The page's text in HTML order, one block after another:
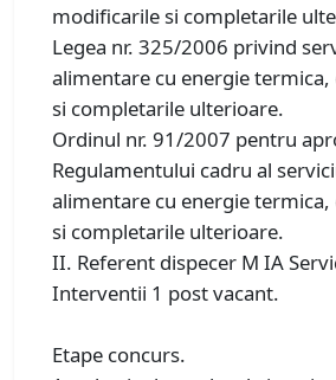
modificarile si completarile
Legea nr. 325/2006 privind
alimentare cu energie
si completarile ulterioare.
Ordinul nr. 91/2007 pentru
Regulamentului cadru al
alimentare cu energie
si completarile ulterioare.
II. Referent dispecer M IA
Interventii 1 post vacant.
Etape concurs.